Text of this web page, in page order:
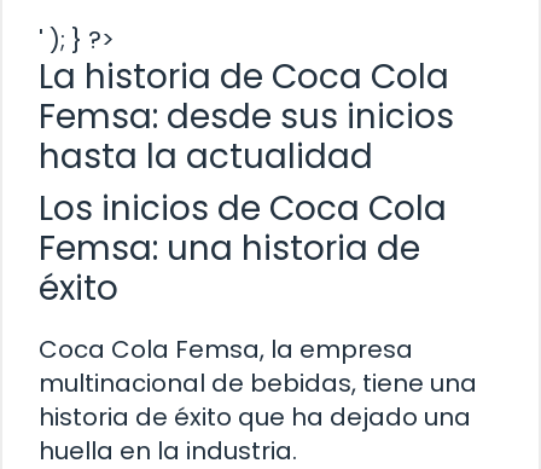
' ); } ?>
La historia de Coca Cola
Femsa: desde sus inicios
hasta la actualidad
Los inicios de Coca Cola
Femsa: una historia de
éxito
Coca Cola Femsa, la empresa
multinacional de bebidas, tiene una
historia de éxito que ha dejado una
huella en la industria.